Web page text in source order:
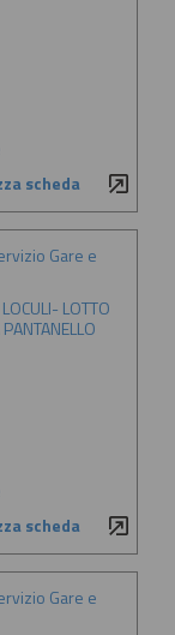
scheda
Gare e
LOTTO
scheda
Gare e